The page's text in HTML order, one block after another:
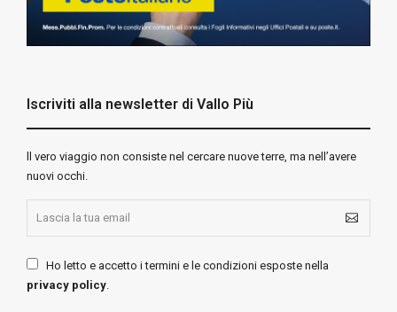
Iscriviti alla newsletter di Vallo Più
ll vero viaggio non consiste nel cercare nuove terre, ma nell’avere
nuovi occhi.
Ho letto e accetto i termini e le condizioni esposte nella
privacy policy